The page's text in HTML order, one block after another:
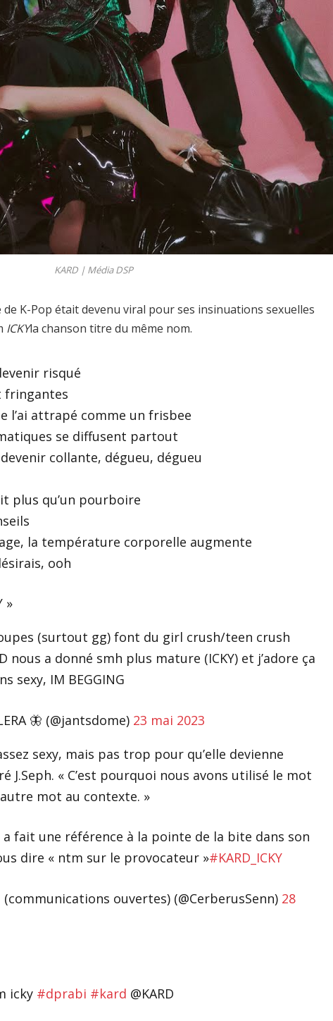
KARD | Média DSP
K-Pop était devenu viral pour ses insinuations sexuelles
ICKYla chanson titre du même nom.
risqué
fringantes
l’ai attrapé comme un frisbee
se diffusent partout
collante, dégueu, dégueu
plus qu’un pourboire
la température corporelle augmente
ooh
»
(surtout gg) font du girl crush/teen crush
nous a donné smh plus mature (ICKY) et j’adore ça
sexy, IM BEGGING
🦋 (@jantsdome) 23 mai 2023
sexy, mais pas trop pour qu’elle devienne
J.Seph. « C’est pourquoi nous avons utilisé le mot
mot au contexte. »
fait une référence à la pointe de la bite dans son
dire « ntm sur le provocateur »#KARD_ICKY
(communications ouvertes) (@CerberusSenn) 28
icky #dprabi #kard @KARD